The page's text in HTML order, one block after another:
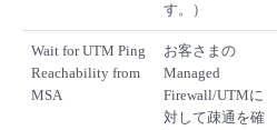
す。）
Wait for UTM Ping
Reachability from
MSA
お客さまの
Managed
Firewall/UTMに
対して疎通を確